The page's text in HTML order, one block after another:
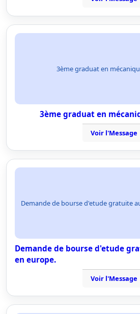
3ème graduat en
3ème graduat en
Voir l'Message
Demande de bourse d'etude gratuite
Demande de bourse d'etude
en europe.
Voir l'Message